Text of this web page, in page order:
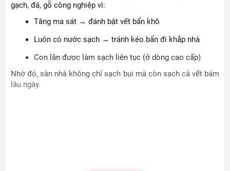
gạch, đá, gỗ công nghiệp vì:
Tăng ma sát → đánh bật vết bẩn khô
Luôn có nước sạch → tránh kéo bẩn đi khắp nhà
Con lăn được làm sạch liên tục (ở dòng cao cấp)
Nhờ đó, sàn nhà không chỉ sạch bụi mà còn sạch cả vết bám
lâu ngày.